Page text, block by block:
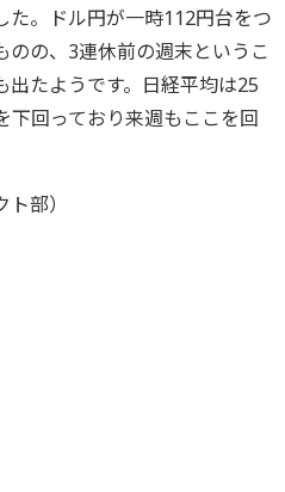
た。ドル円が一時112円台をつ
のの、3連休前の週末というこ
出たようです。日経平均は25
下回っており来週もここを回
部）